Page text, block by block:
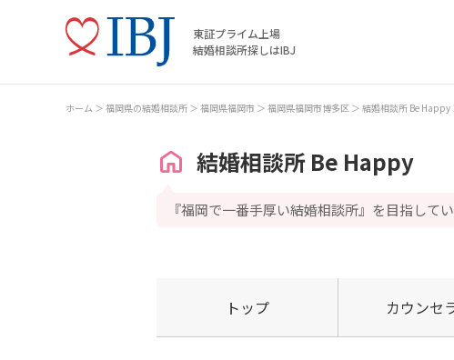
東証プライム上場
結婚相談所探しはIBJ
ホーム 福岡県の結婚相談所 福岡県福岡市 福岡県福岡市博多区 結婚相談所 Be Happy
結婚相談所 Be Happy
『福岡で一番手厚い結婚相談所』を目指して
トップ カウンセ